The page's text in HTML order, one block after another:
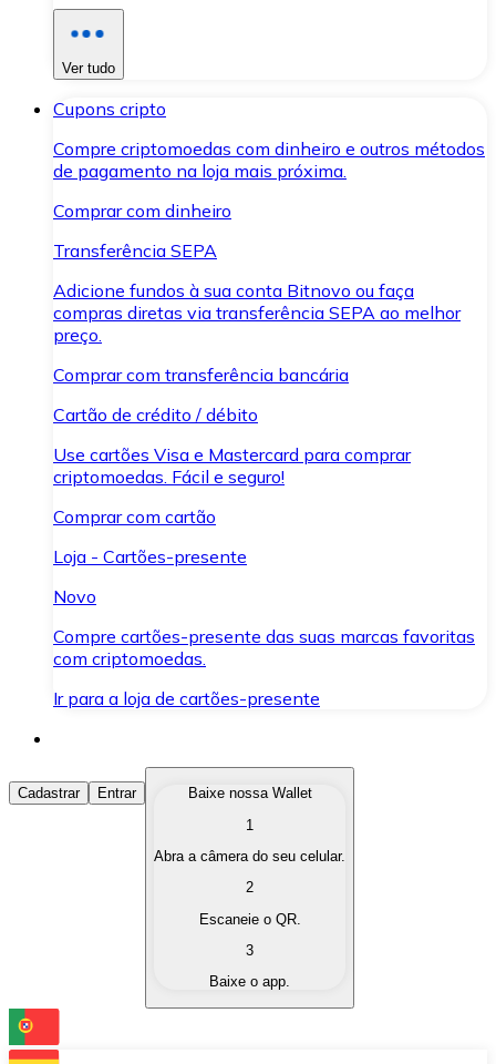
Ver tudo
Cupons cripto
Compre criptomoedas com dinheiro e outros métodos
de pagamento na loja mais próxima.
Comprar com dinheiro
Transferência SEPA
Adicione fundos à sua conta Bitnovo ou faça
compras diretas via transferência SEPA ao melhor
preço.
Comprar com transferência bancária
Cartão de crédito / débito
Use cartões Visa e Mastercard para comprar
criptomoedas. Fácil e seguro!
Comprar com cartão
Loja - Cartões-presente
Novo
Compre cartões-presente das suas marcas favoritas
com criptomoedas.
Ir para a loja de cartões-presente
Comprar Criptomoedas
Compre as criptomoedas de seu interesse de forma
Converta suas criptomoedas em moeda fiduciária
Troque uma criptomoeda por outra
Cadastrar Entrar
Baixe nossa Wallet
1
Abra a câmera do seu celular.
2
Escaneie o QR.
3
Baixe o app.